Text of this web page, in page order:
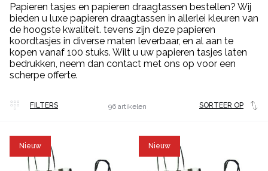
Papieren tasjes en papieren draagtassen bestellen? Wij
bieden u luxe papieren draagtassen in allerlei kleuren van
de hoogste kwaliteit. tevens zijn deze papieren
koordtasjes in diverse maten leverbaar, en al aan te
kopen vanaf 100 stuks. Wilt u uw papieren tasjes laten
bedrukken, neem dan contact met ons op voor een
scherpe offerte.
FILTERS SORTEER OP
96 artikelen
Nieuw Nieuw